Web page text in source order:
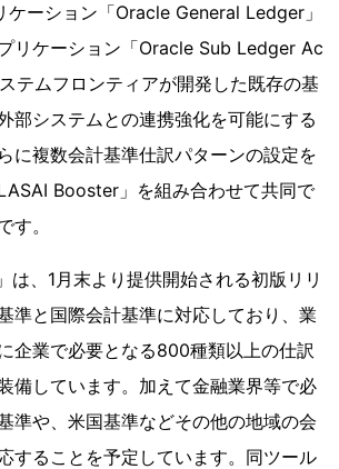
ケーション「Oracle General Ledger」
リケーション「Oracle Sub Ledger Ac
テムフロンティアが開発した既存の基
部システムとの連携強化を可能にする
に複数会計基準仕訳パターンの設定を
Booster」を組み合わせて共同で
す。
は、1月末より提供開始される初版リリ
準と国際会計基準に対応しており、業
企業で必要となる800種類以上の仕訳
備しています。加えて金融業界等で必
準や、米国基準などその他の地域の会
することを予定しています。同ツール